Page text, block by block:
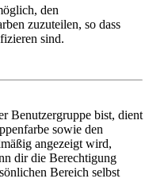
den
zuzuteilen, so dass
sind.
Benutzergruppe bist, dient
sowie den
angezeigt wird,
dir die Berechtigung
Bereich selbst